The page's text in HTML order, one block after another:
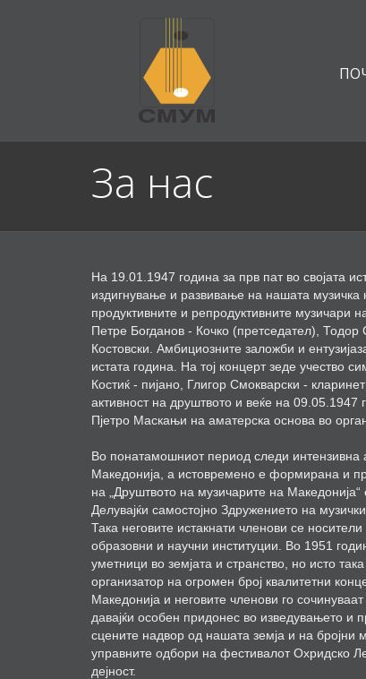
За нас
На 19.01.1947 година за прв пат во својата
издигнување и развивање на нашата
продуктивните и репродуктивните
Петре Богданов - Кочко (претседател),
Костовски. Амбициозните заложби и
истата година. На тој концерт зеде учество
Костиќ - пијано, Глигор Смокварски -
активност на друштвото и веќе на 09.05.1947
Пјетро Маскањи на аматерска основа во
Во понатамошниот период следи интензивна
Македонија, а истовремено е формирана и
на „Друштвото на музичарите на
Делувајќи самостојно Здружението на
Така неговите истакнати членови се
образовни и научни институции. Во 1951
уметници во земјата и странство, но исто
организатор на огромен број квалитетни
Македонија и неговите членови го
давајќи особен придонес во изведувањето
сцените надвор од нашата земја и на бројни
управните одбори на фестивалот Охридско
дејност.